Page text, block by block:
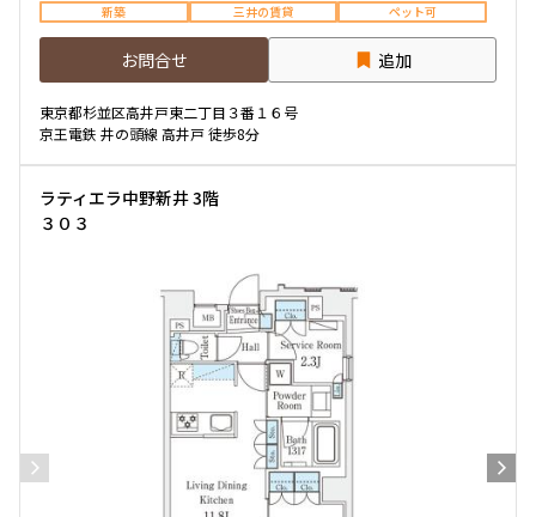
3LDK
4LDK〜
専有面積
〜
新築
3年以内
10年以内
20年以内
30年以内
駅から徒歩
新築 三井の賃貸 ペット可
お問合せ 追加
東京都杉並区高井戸東二丁目３番１６号
京王電鉄 井の頭線 高井戸 徒歩8分
ラティエラ中野新井 3階
３０３